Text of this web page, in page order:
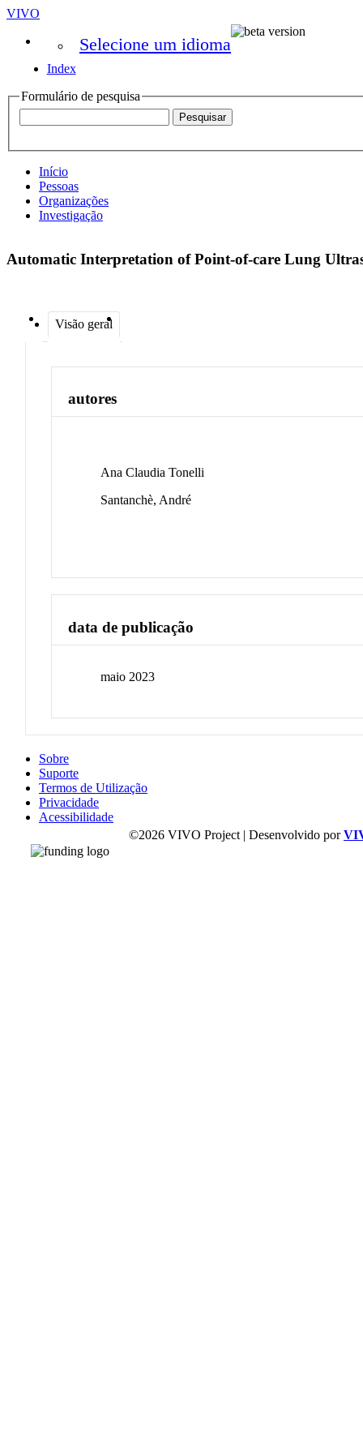
VIVO
Selecione um idioma
Index
Formulário de pesquisa
Início
Pessoas
Organizações
Investigação
Automatic Interpretation of Point-of-care Lung
Visão geral
autores
Ana Claudia Tonelli
Santanchè, André
data de publicação
maio 2023
Sobre
Suporte
Termos de Utilização
Privacidade
Acessibilidade
©2026 VIVO Project | Desenvolvido por